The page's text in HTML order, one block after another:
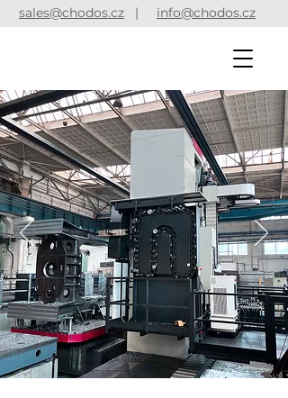
sales@chodos.cz | info@chodos.cz